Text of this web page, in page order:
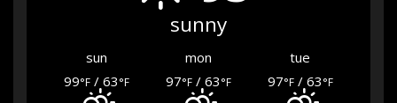
sunny
sun mon
tue
99°F / 63°F 97°F/ 63°F 97°F/ 63°F